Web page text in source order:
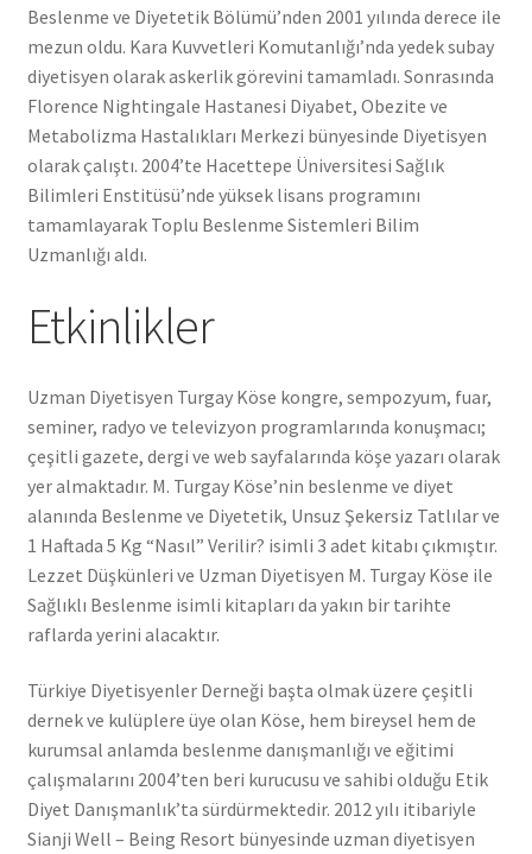
Beslenme ve Diyetetik Bölümü’nden 2001 yılında derece ile
mezun oldu. Kara Kuvvetleri Komutanlığı’nda yedek subay
diyetisyen olarak askerlik görevini tamamladı. Sonrasında
Florence Nightingale Hastanesi Diyabet, Obezite ve
Metabolizma Hastalıkları Merkezi bünyesinde Diyetisyen
olarak çalıştı. 2004’te Hacettepe Üniversitesi Sağlık
Bilimleri Enstitüsü’nde yüksek lisans programını
tamamlayarak Toplu Beslenme Sistemleri Bilim
Uzmanlığı aldı.
Etkinlikler
Uzman Diyetisyen Turgay Köse kongre, sempozyum, fuar,
seminer, radyo ve televizyon programlarında konuşmacı;
çeşitli gazete, dergi ve web sayfalarında köşe yazarı olarak
yer almaktadır. M. Turgay Köse’nin beslenme ve diyet
alanında Beslenme ve Diyetetik, Unsuz Şekersiz Tatlılar ve
1 Haftada 5 Kg “Nasıl” Verilir? isimli 3 adet kitabı çıkmıştır.
Lezzet Düşkünleri ve Uzman Diyetisyen M. Turgay Köse ile
Sağlıklı Beslenme isimli kitapları da yakın bir tarihte
raflarda yerini alacaktır.
Türkiye Diyetisyenler Derneği başta olmak üzere çeşitli
dernek ve kulüplere üye olan Köse, hem bireysel hem de
kurumsal anlamda beslenme danışmanlığı ve eğitimi
çalışmalarını 2004’ten beri kurucusu ve sahibi olduğu Etik
Diyet Danışmanlık’ta sürdürmektedir. 2012 yılı itibariyle
Sianji Well – Being Resort bünyesinde uzman diyetisyen